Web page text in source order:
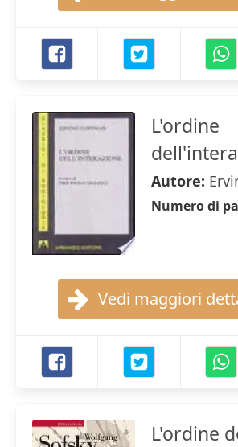
L'ordine
Autore:
Numero di
Vedi maggiori
L'ordine